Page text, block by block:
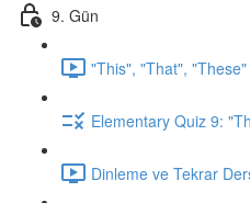
9. Gün
"This", "That",
Elementary Quiz 9:
Dinleme ve Tekrar